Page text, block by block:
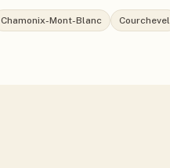
Chamonix-Mont-Blanc Courchevel